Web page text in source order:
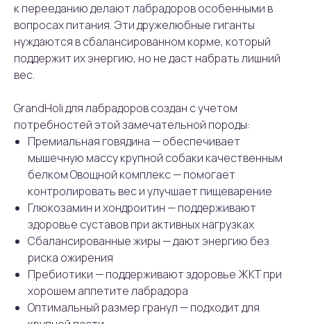
к перееданию делают лабрадоров особенными в
вопросах питания. Эти дружелюбные гиганты
нуждаются в сбалансированном корме, который
поддержит их энергию, но не даст набрать лишний
вес.
GrandHoli для лабрадоров создан с учетом
потребностей этой замечательной породы:
Премиальная говядина — обеспечивает
мышечную массу крупной собаки качественным
белком Овощной комплекс — помогает
контролировать вес и улучшает пищеварение
Глюкозамин и хондроитин — поддерживают
здоровье суставов при активных нагрузках
Сбалансированные жиры — дают энергию без
риска ожирения
Пребиотики — поддерживают здоровье ЖКТ при
хорошем аппетите лабрадора
Оптимальный размер гранул — подходит для